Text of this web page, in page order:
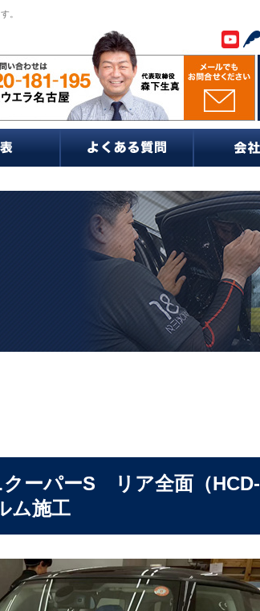
。
ーパーS リア全面（HCD-
ム施工